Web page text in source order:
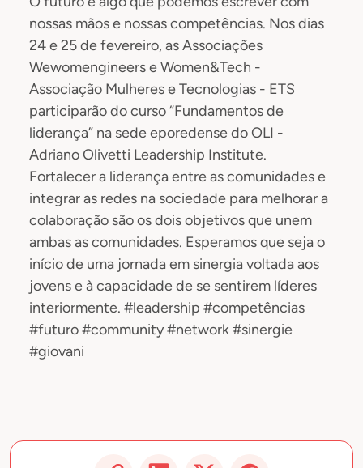
nossas mãos e nossas competências. Nos dias
24 e 25 de fevereiro, as Associações
Wewomengineers e Women&Tech -
Associação Mulheres e Tecnologias - ETS
participarão do curso “Fundamentos de
liderança” na sede eporedense do OLI -
Adriano Olivetti Leadership Institute.
Fortalecer a liderança entre as comunidades e
integrar as redes na sociedade para melhorar a
colaboração são os dois objetivos que unem
ambas as comunidades. Esperamos que seja o
início de uma jornada em sinergia voltada aos
jovens e à capacidade de se sentirem líderes
interiormente. #leadership #competências
#futuro #community #network #sinergie
#giovani